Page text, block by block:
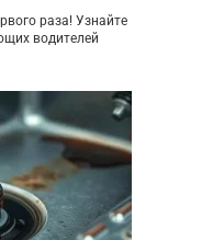
раза! Узнайте
водителей